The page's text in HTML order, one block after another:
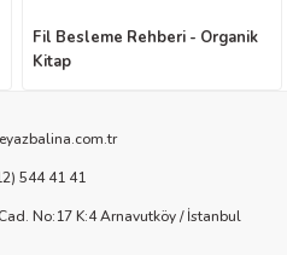
Fil Besleme Rehberi - Organik
Kitap
544 41 41
No:17 K:4 Arnavutköy / İstanbul